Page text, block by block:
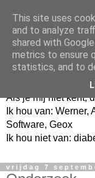
Als je mij niet kent,
Ik hou van: Werner,
Software, Geox
Ik hou niet van:
vrijdag 7
This site uses
and to analyze
shared with
metrics to ensure
statistics, and to